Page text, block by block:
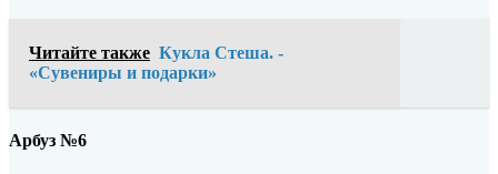
Читайте также Кукла Стеша. -
«Сувениры и подарки»
Арбуз №6